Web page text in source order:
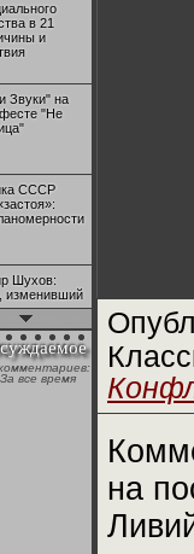
в 21
и
Звуки" на
"Не
СССР
Шухов:
изменивший
Коц" на
"Не
За все время
на